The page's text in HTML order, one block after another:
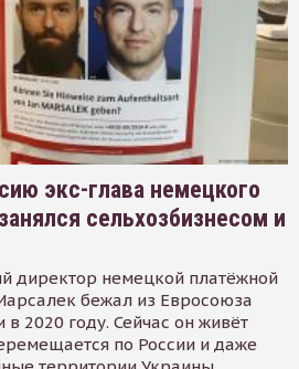
экс-глава немецкого
сельхозбизнесом и
директор немецкой платёжной
бежал из Евросоюза
2020 году. Сейчас он живёт
по России и даже